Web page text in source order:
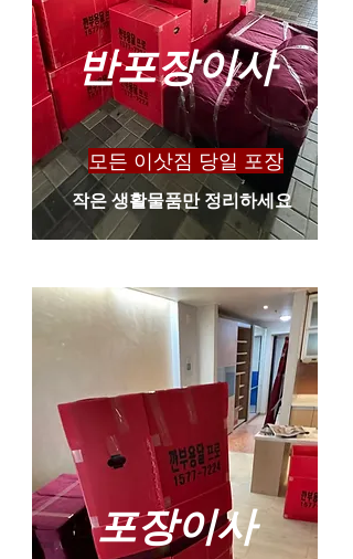
​반포장이사
​모든 이삿짐 당일 포장
​작은 생활물품만 정리하세요
​포장이사